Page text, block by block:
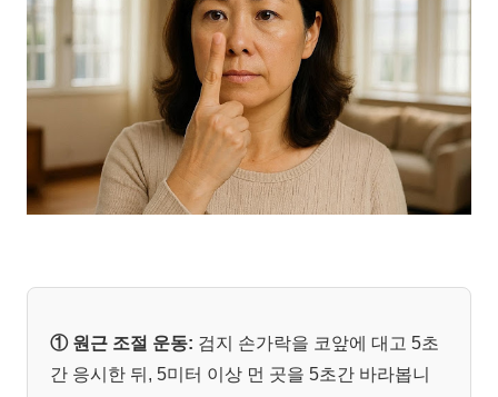
① 원근 조절 운동: 검지 손가락을 코앞에 대고 5초
간 응시한 뒤, 5미터 이상 먼 곳을 5초간 바라봅니